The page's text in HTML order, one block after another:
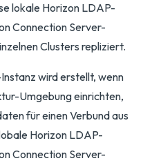
lokale Horizon LDAP-
Connection Server-
Clusters repliziert.
wird erstellt, wenn
Umgebung einrichten,
für einen Verbund aus
Horizon LDAP-
Connection Server-